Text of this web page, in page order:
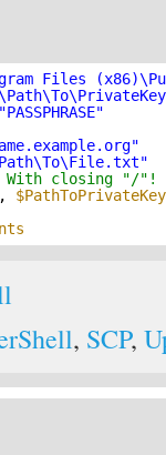
Files
"PASSPHRASE"
With closing "/"!
, $PathToPrivateKey
, SCP,